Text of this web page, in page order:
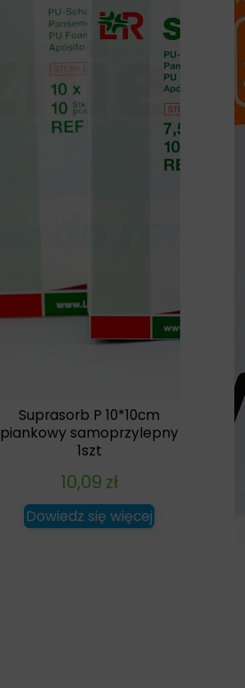
Suprasorb P 10*10cm
piankowy samoprzylepny
1szt
10,09 zł
Dowiedz się więcej